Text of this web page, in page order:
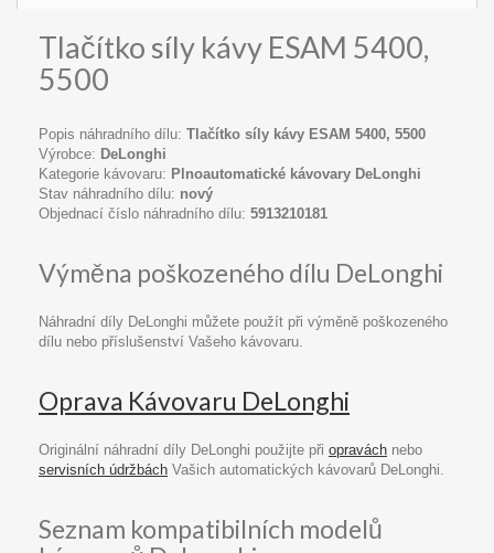
Tlačítko síly kávy ESAM 5400,
5500
Popis náhradního dílu: Tlačítko síly kávy ESAM 5400, 5500
Výrobce: DeLonghi
Kategorie kávovaru: Plnoautomatické kávovary DeLonghi
Stav náhradního dílu: nový
Objednací číslo náhradního dílu: 5913210181
Výměna poškozeného dílu DeLonghi
Náhradní díly DeLonghi můžete použít při výměně poškozeného
dílu nebo příslušenství Vašeho kávovaru.
Oprava Kávovaru DeLonghi
Originální náhradní díly DeLonghi použijte při opravách nebo
servisních údržbách Vašich automatických kávovarů DeLonghi.
Seznam kompatibilních modelů